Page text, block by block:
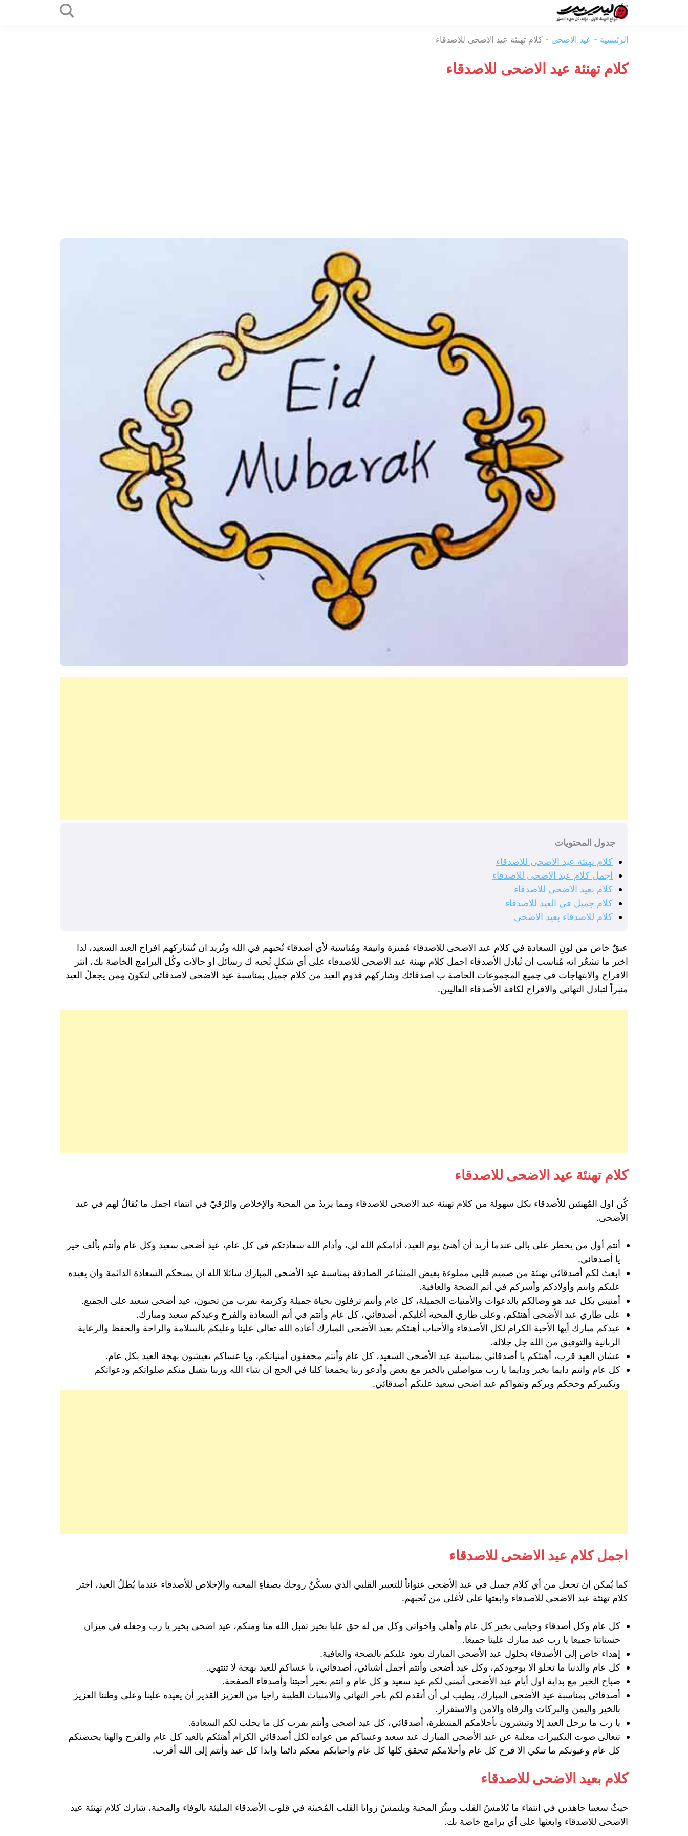
بيرد
الرئيسية - عيد الاضحى - كلام تهنئة عيد الاضحى للاصدقاء
كلام تهنئة عيد الاضحى للاصدقاء
جدول المحتويات
كلام تهنئة عيد الاضحى للاصدقاء
اجمل كلام عيد الاضحى للاصدقاء
كلام بعيد الاضحى للاصدقاء
كلام جميل في العيد للاصدقاء
كلام للاصدقاء بعيد الاضحى
عبقٌ خاص من لونِ السعادة في كلام عيد الاضحى للاصدقاء مُميزة وانيقة ومُناسبة لأي أصدقاء تُحبهم في الله وتُريد ان تُشاركهم افراح العيد السعيد، لذا
اختر ما تشعُر انه مُناسب ان تُبادل الأصدقاء اجمل كلام تهنئة عيد الاضحى للاصدقاء على أي شكلٍ تُحبه ك رسائل او حالات وكُل البرامج الخاصة بك، انثر
الافراح والابتهاجات في جميع المجموعات الخاصة ب اصدقائك وشاركهم قدوم العيد من كلام جميل بمناسبة عيد الاضحى لاصدقائي لتكونَ مِمن يجعلُ العيد
منبراً لتبادل التهاني والافراح لكافة الأصدقاء الغاليين.
كلام تهنئة عيد الاضحى للاصدقاء
كُن اول المُهنئين للأصدقاء بكل سهولة من كلام تهنئة عيد الاضحى للاصدقاء ومما يزيدُ من المحبة والإخلاص والرُقيّ في انتقاء اجمل ما يُقالُ لهم في عيد
الأضحى.
أنتم أول من يخطر على بالي عندما أريد أن أهنئ يوم العيد، أدامكم الله لي، وأدام الله سعادتكم في كل عام، عيد أضحى سعيد وكل عام وأنتم بألف خير
يا أصدقائي.
ابعث لكم أصدقائي تهنئة من صميم قلبي مملوءة بفيض المشاعر الصادقة بمناسبة عيد الأضحى المبارك سائلا الله ان يمنحكم السعادة الدائمة وان يعيده
عليكم وانتم وأولادكم وأسركم في أتم الصحة والعافية.
أمنيتي بكل عيد هو وصالكم بالدعوات والأمنيات الجميلة، كل عام وأنتم ترفلون بحياة جميلة وكريمة بقرب من تحبون، عيد أضحى سعيد على الجميع.
على طاري عيد الأضحى أهنئكم، وعلى طاري المحبة أغليكم، أصدقائي، كل عام وأنتم في أتم السعادة والفرح وعيدكم سعيد ومبارك.
عيدكم مبارك أيها الأحبة الكرام لكل الأصدقاء والأحباب أهنئكم بعيد الأضحى المبارك أعاده الله تعالى علينا وعليكم بالسلامة والراحة والحفظ والرعاية
الربانية والتوفيق من الله جل جلاله.
عشان العيد قرب، أهنئكم يا أصدقائي بمناسبة عيد الأضحى السعيد، كل عام وأنتم محققون أمنياتكم، ويا عساكم تعيشون بهجة العيد بكل عام.
كل عام وانتم دايما بخير ودايما يا رب متواصلين بالخير مع بعض وأدعو ربنا يجمعنا كلنا في الحج ان شاء الله وربنا يتقبل منكم صلواتكم ودعواتكم
وتكبيركم وحجكم وبركم وتقواكم عيد اضحى سعيد عليكم أصدقائي.
اجمل كلام عيد الاضحى للاصدقاء
كما يُمكن ان تجعل من أي كلام جميل في عيد الأضحى عنواناً للتعبير القلبي الذي يسكُنُ روحكَ بصفاءِ المحبة والإخلاص للأصدقاء عندما يُطلُ العيد، اختر
كلام تهنئة عيد الاضحى للاصدقاء وابعثها على لأغلى من تُحبهم.
كل عام وكل أصدقاء وحبايبي بخير كل عام وأهلي واخواتي وكل من له حق عليا بخير تقبل الله منا ومنكم، عيد اضحى بخير يا رب وجعله في ميزان
حسناتنا جميعا يا رب عيد مبارك علينا جميعا.
إهداء خاص إلى الأصدقاء بحلول عيد الأضحى المبارك يعود عليكم بالصحة والعافية.
كل عام والدنيا ما تحلو الا بوجودكم، وكل عيد أضحى وأنتم أجمل أشيائي، أصدقائي، يا عساكم للعيد بهجة لا تنتهي.
صباح الخير مع بداية اول أيام عيد الأضحى أتمنى لكم عيد سعيد و كل عام و انتم بخير أحبتنا وأصدقاء الصفحة.
أصدقائي بمناسبة عيد الأضحى المبارك، يطيب لي أن أتقدم لكم باحر التهاني والامنيات الطيبة راجيا من العزيز القدير أن يعيده علينا وعلى وطننا العزيز
بالخير واليمن والبركات والرفاه والامن والاستقرار.
يا رب ما يرحل العيد إلا وتبشرون بأحلامكم المنتظرة، أصدقائي، كل عيد أضحى وأنتم بقرب كل ما يجلب لكم السعادة.
تتعالى صوت التكبيرات معلنة عن عيد الأضحى المبارك عيد سعيد وعساكم من عواده لكل أصدقائي الكرام أهنئكم بالعيد كل عام والفرح والهنا يحتضنكم
كل عام وعيونكم ما تبكي الا فرح كل عام وأحلامكم تتحقق كلها كل عام واحبابكم معكم دائما وابدا كل عيد وأنتم إلى الله أقرب.
كلام بعيد الاضحى للاصدقاء
حيثُ سعينا جاهدين في انتقاء ما يُلامسُ القلب وينثُرَ المحبة ويلتمسُ زوايا القلب المُخبئة في قلوب الأصدقاء المليئة بالوفاء والمحبة، شارك كلام تهنئة عيد
الاضحى للاصدقاء وابعثها على أي برامج خاصة بك.